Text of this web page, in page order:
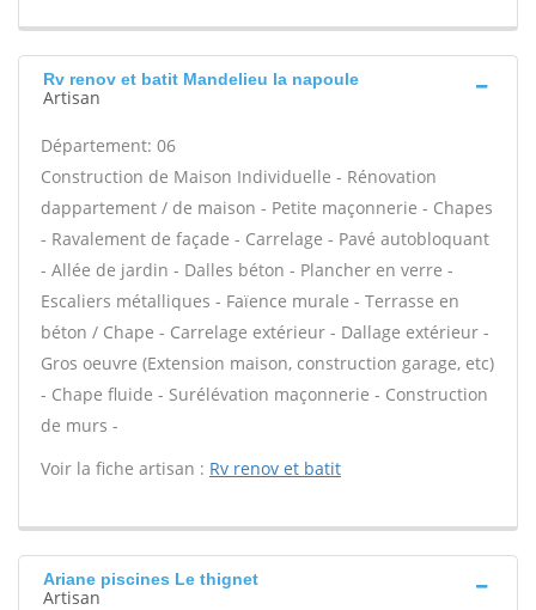
Rv renov et batit Mandelieu la napoule
Artisan
Département: 06
Construction de Maison Individuelle - Rénovation
dappartement / de maison - Petite maçonnerie - Chapes
- Ravalement de façade - Carrelage - Pavé autobloquant
- Allée de jardin - Dalles béton - Plancher en verre -
Escaliers métalliques - Faïence murale - Terrasse en
béton / Chape - Carrelage extérieur - Dallage extérieur -
Gros oeuvre (Extension maison, construction garage, etc)
- Chape fluide - Surélévation maçonnerie - Construction
de murs -
Voir la fiche artisan : Rv renov et batit
Ariane piscines Le thignet
Artisan